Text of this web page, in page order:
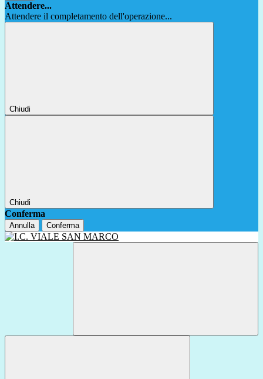
Attendere...
Attendere il completamento dell'operazione...
Chiudi
Chiudi
Conferma
Annulla Conferma